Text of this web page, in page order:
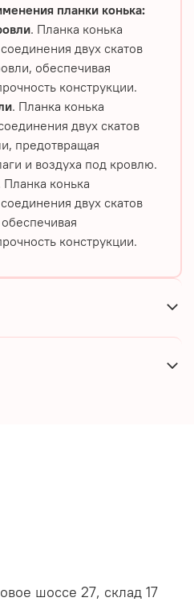
планки конька:
. Планка конька
двух скатов
обеспечивая
конструкции.
. Планка конька
двух скатов
предотвращая
и воздуха под кровлю.
Планка конька
двух скатов
конструкции.
шоссе 27, склад 17